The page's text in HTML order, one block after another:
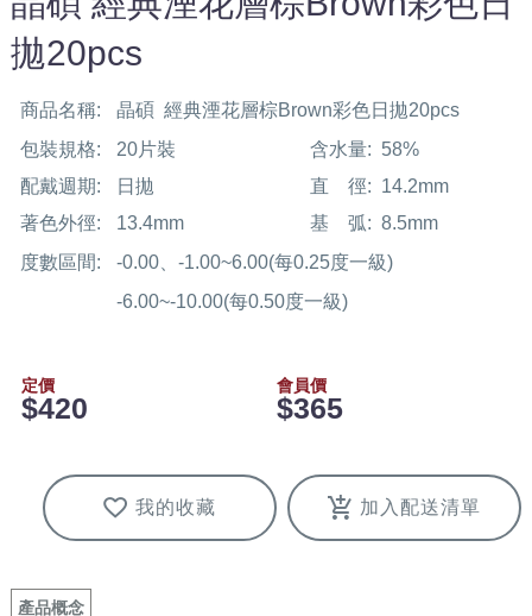
拋20pcs
商品名稱:
晶碩 經典湮花層棕Brown彩色日拋20pcs
包裝規格:
20片裝 含水量: 58%
配戴週期:
日拋 直 徑: 14.2mm
著色外徑:
13.4mm 基 弧: 8.5mm
度數區間:
-0.00、-1.00~6.00(每0.25度一級)
-6.00~-10.00(每0.50度一級)
定價
$420
會員價
$365
我的收藏 加入配送清單
產品概念